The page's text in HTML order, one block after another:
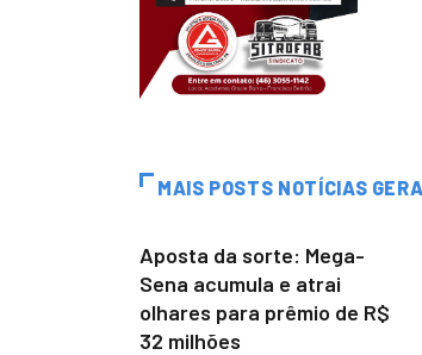
MAIS POSTS NOTÍCIAS
Aposta da sorte: Mega-
Sena acumula e atrai
olhares para prêmio de R$
32 milhões